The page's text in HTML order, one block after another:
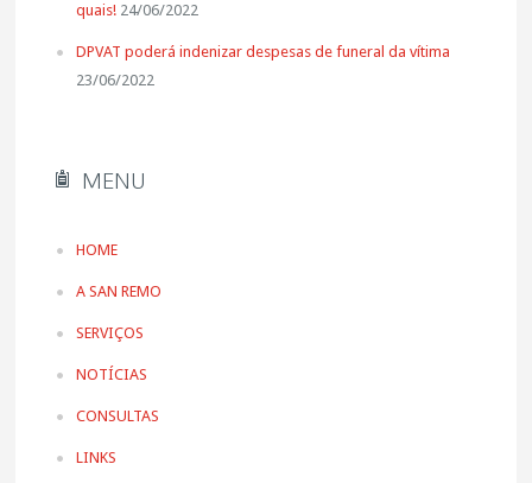
quais! 24/06/2022
DPVAT poderá indenizar despesas de funeral da vítima
23/06/2022
MENU
HOME
A SAN REMO
SERVIÇOS
NOTÍCIAS
CONSULTAS
LINKS